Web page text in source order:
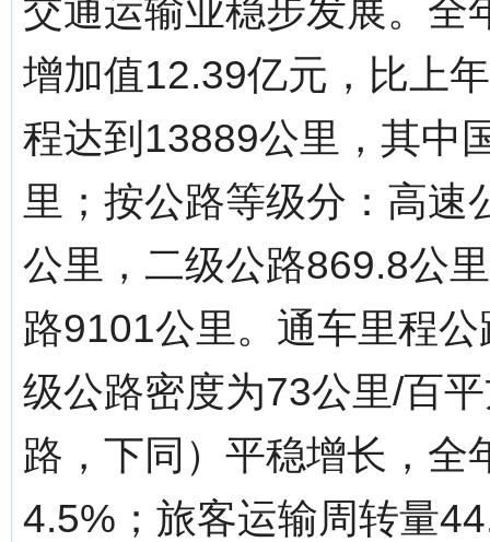
交通运输业稳步发展。全
增加值12.39亿元，比上
程达到13889公里，其中
里；按公路等级分：高
公里，二级公路869.8公
路9101公里。通车里程
级公路密度为73公里/百
路，下同）平稳增长，全
4.5%；旅客运输周转量